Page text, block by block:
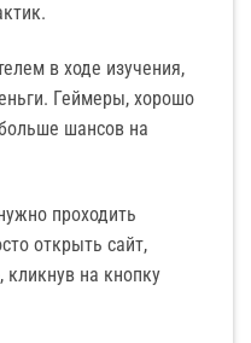
в ходе изучения,
Геймеры, хорошо
шансов на
проходить
открыть сайт,
кликнув на кнопку